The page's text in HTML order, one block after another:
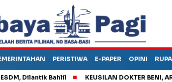
PERISTIWA E-PAPER OPINI
Bahlil KEUSILAN DOKTER BENI,